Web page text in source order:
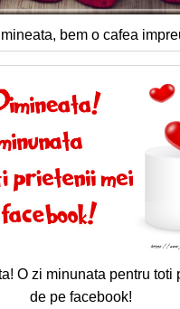
bem o cafea
O zi minunata pentru toti
de pe facebook!